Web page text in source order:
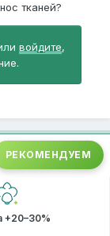
тканей?
войдите,
РЕКОМЕНДУЕМ
+20–30%